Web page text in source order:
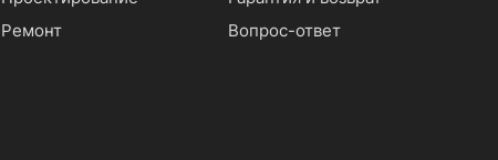
Ремонт
Вопрос-ответ